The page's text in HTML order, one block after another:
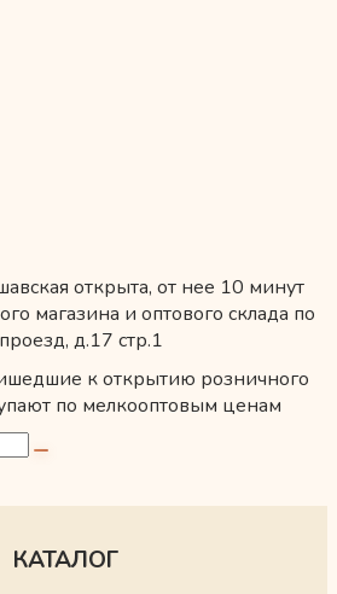
открыта, от нее 10 минут
магазина и оптового склада по
д.17 стр.1
к открытию розничного
по мелкооптовым ценам
КАТАЛОГ